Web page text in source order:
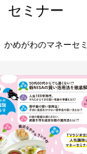
セミナー
めがわのマネーセ